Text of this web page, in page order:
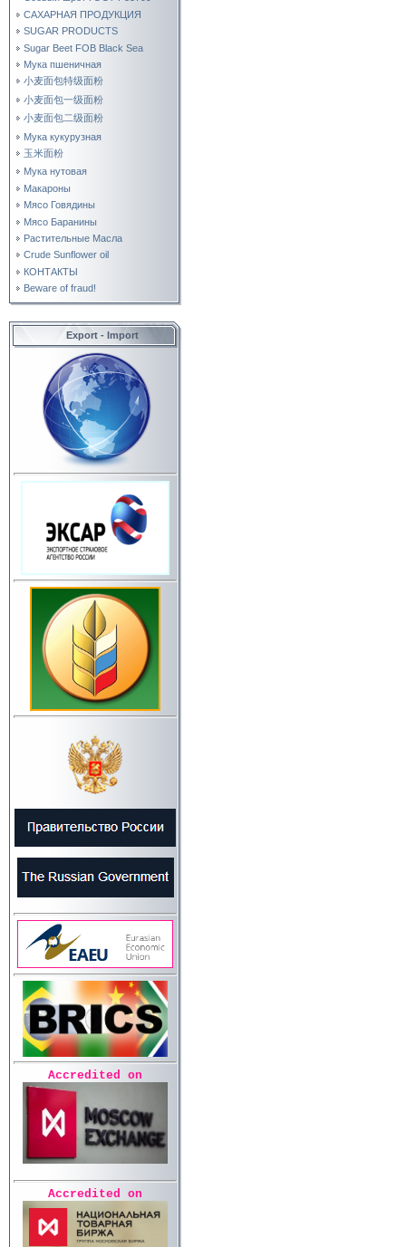
САХАРНАЯ ПРОДУКЦИЯ
SUGAR PRODUCTS
Sugar Beet FOB Black Sea
Мука пшеничная
小麦面包特级面粉
小麦面包一级面粉
小麦面包二级面粉
Мука кукурузная
玉米面粉
Мука нутовая
Макароны
Мясо Говядины
Мясо Баранины
Растительные Масла
Crude Sunflower oil
КОНТАКТЫ
Beware of fraud!
Export - Import
Accredited on
Accredited on